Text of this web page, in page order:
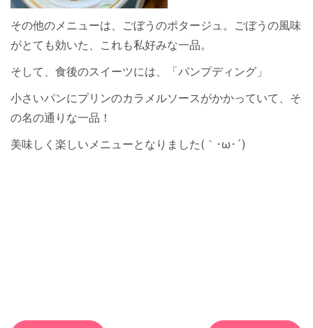
その他のメニューは、ごぼうのポタージュ。ごぼうの風味
がとても効いた、これも私好みな一品。
そして、食後のスイーツには、「パンプディング」
小さいパンにプリンのカラメルソースがかかっていて、そ
の名の通りな一品！
美味しく楽しいメニューとなりました(｀･ω･´)ゞ